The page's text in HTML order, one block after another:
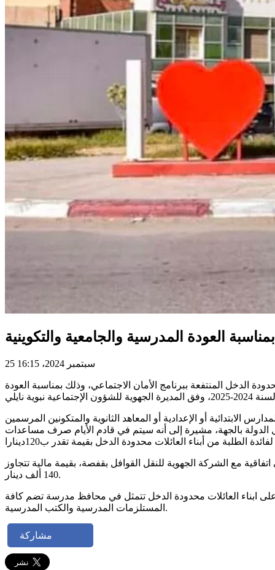
العودة المدرسية والجامعية والتكوينية
25 سبتمبر 2024، 16:15
الدخل المنتفعة ببرنامج الأمان الاجتماعي، وذلك بمناسبة العودة
تقدر ب100 دينار، صرفت لفائدة كل تلميذ مرسم بالمدارس الابتدائية أو الإعدادية أو المعاهد الثانوية والمتكونين المرسمين
بالجهة، مشيرة إلى أنه سيتم في قادم الأيام صرف مساعدات
مع الشركة الجهوية للنقل القوافل بقفصة، بقيمة مالية تتجاوز
140 ألف دينار.
بالتنسيق مع الإدارة الجهوية للشؤون الإجتماعية، بتوزيع 4800 مساعدات عينية على ابناء العائلات محدودة الدخل تتمثل في محافظ مدرسة تضم كافة
المستلزمات المدرسية والكتب المدرسية.
مشاركة